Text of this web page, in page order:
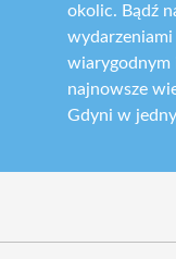
okolic. Bądź
wydarzeniami
wiarygodnym
najnowsze
Gdyni w